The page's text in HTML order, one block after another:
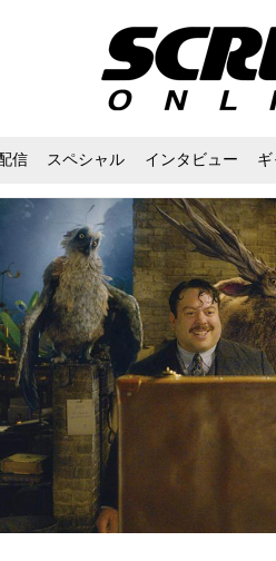
信 スペシャル インタビュー